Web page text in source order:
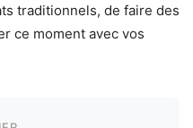
traditionnels, de faire des
ce moment avec vos